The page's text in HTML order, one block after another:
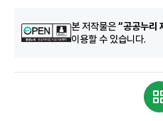
본 저작물은“공공누리
이용할 수 있습니다.